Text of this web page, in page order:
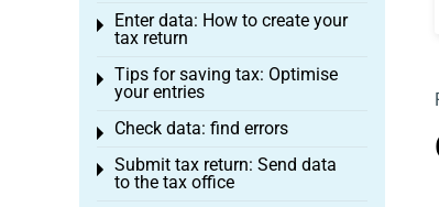
Enter data: How to create your
tax return
Toggle menu
Tips for saving tax: Optimise
your entries
Toggle menu
Check data: find errors
Toggle menu
Submit tax return: Send data
to the tax office
Toggle menu